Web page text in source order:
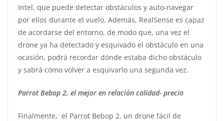
Intel, que puede detectar obstáculos y auto-navegar
por ellos durante el vuelo. Además, RealSense es capaz
de acordarse del entorno, de modo que, una vez el
drone ya ha detectado y esquivado el obstáculo en una
ocasión, podrá recordar dónde estaba dicho obstáculo
y sabrá cómo volver a esquivarlo una segunda vez.
Parrot Bebop 2, el mejor en relación calidad- precio
Finalmente, el Parrot Bebop 2, un drone fácil de